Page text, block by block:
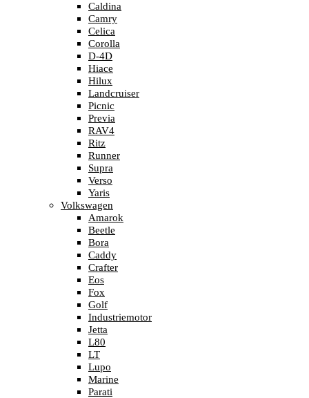
Caldina
Camry
Celica
Corolla
D-4D
Hiace
Hilux
Landcruiser
Picnic
Previa
RAV4
Ritz
Runner
Supra
Verso
Yaris
Volkswagen
Amarok
Beetle
Bora
Caddy
Crafter
Eos
Fox
Golf
Industriemotor
Jetta
L80
LT
Lupo
Marine
Parati